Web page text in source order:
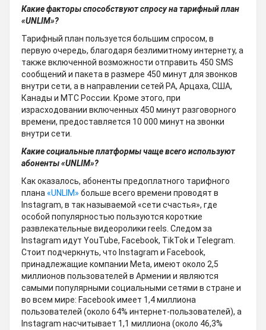
Какие факторы способствуют спросу на тарифный план
«UNLIM»?
Тарифный план пользуется большим спросом, в
первую очередь, благодаря безлимитному интернету, а
также включенной возможности отправить 450 SMS
сообщений и пакета в размере 450 минут для звонков
внутри сети, а в направлении сетей РА, Арцаха, США,
Канады и МТС России. Кроме этого, при
израсходовании включенных 450 минут разговорного
времени, предоставляется 10 000 минут на звонки
внутри сети.
Какие социальные платформы чаще всего используют
абоненты «UNLIM»?
Как оказалось, абоненты предоплатного тарифного
плана«UNLIM» больше всего времени проводят в
Instagram, в так называемой «сети счастья», где
особой популярностью пользуются короткие
развлекательные видеоролики reels. Следом за
Instagram идут YouTube, Facebook, TikTok и Telegram.
Стоит подчеркнуть, что Instagram и Facebook,
принадлежащие компании Meta, имеют около 2,5
миллионов пользователей в Армении и являются
самыми популярными социальными сетями в стране и
во всем мире: Facebook имеет 1,4 миллиона
пользователей (около 64% интернет-пользователей), а
Instagram насчитывает 1,1 миллиона (около 46,3%